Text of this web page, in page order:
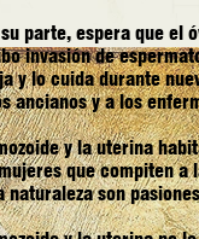
parte, espera que el
invasión de
y lo cuida durante
ancianos y a los
y la uterina
que compiten a
naturaleza son